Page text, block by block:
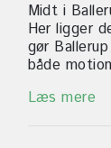
Midt i
Her ligger
gør
både
Læs mere